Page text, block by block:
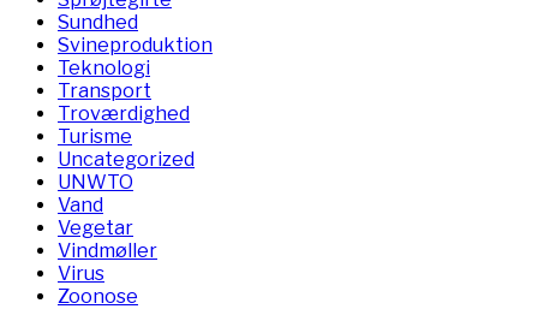
Sundhed
Svineproduktion
Teknologi
Transport
Troværdighed
Turisme
Uncategorized
UNWTO
Vand
Vegetar
Vindmøller
Virus
Zoonose